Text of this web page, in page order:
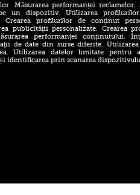
Coster-Waldau din
Gata, fiul
vizita
Măsurarea performanței reclamelor.
un dispozitiv. Utilizarea
Crearea profilurilor de conținut
publicității personalizate. Crearea
performanței conținutului.
de date din surse diferite. Utilizarea
Utilizarea datelor limitate pentru a
identificarea prin scanarea